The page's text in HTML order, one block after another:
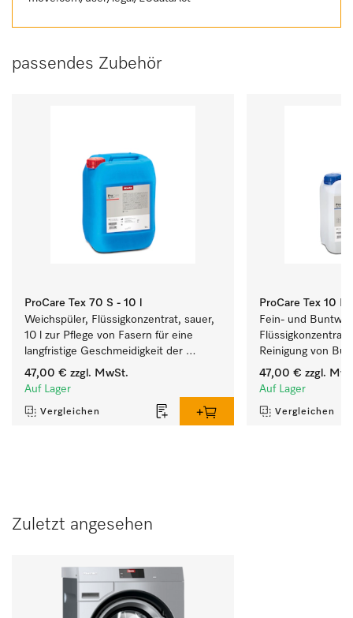
passendes Zubehör
ProCare Tex 70 S - 10 l
Weichspüler, Flüssigkonzentrat, sauer,
10 l zur Pflege von Fasern für eine
langfristige Geschmeidigkeit der
Textilien.
47,00 € zzgl. MwSt.
Auf Lager
Vergleichen
ProCare Tex 10
Fein- und
Flüssigkonzentrat,
Reinigung von
empfindlichen
47,00 € zzgl.
Auf Lager
Vergleichen
Zuletzt angesehen